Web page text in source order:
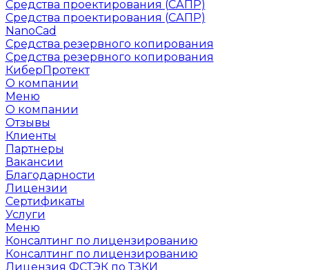
Средства проектирования (САПР)
Средства проектирования (САПР)
NanoCad
Средства резервного копирования
Средства резервного копирования
КиберПротект
О компании
Меню
О компании
Отзывы
Клиенты
Партнеры
Вакансии
Благодарности
Лицензии
Сертификаты
Услуги
Меню
Консалтинг по лицензированию
Консалтинг по лицензированию
Лицензия ФСТЭК по ТЗКИ